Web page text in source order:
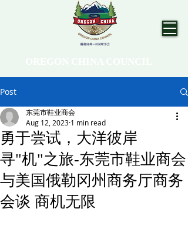
Post
勇于尝试，大洋彼岸
寻"机"之旅-东莞市鞋业商会
与美国俄勒冈州商务厅商务
会谈 商机无限
东莞市鞋业商会
Aug 12, 2023 1 min read